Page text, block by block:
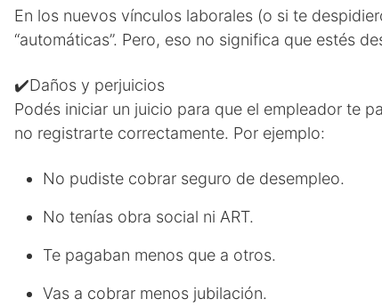
En los nuevos vínculos laborales (o si te
“automáticas”. Pero, eso no significa que estés
✔️Daños y perjuicios
Podés iniciar un juicio para que el empleador te
no registrarte correctamente. Por ejemplo:
No pudiste cobrar seguro de desempleo.
No tenías obra social ni ART.
Te pagaban menos que a otros.
Vas a cobrar menos jubilación.